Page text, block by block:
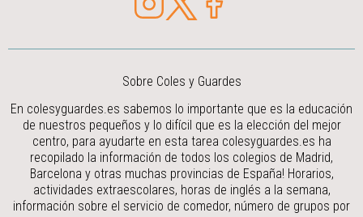
Sobre Coles y Guardes
En colesyguardes.es sabemos lo importante que es la educación
de nuestros pequeños y lo difícil que es la elección del mejor
centro, para ayudarte en esta tarea colesyguardes.es ha
recopilado la información de todos los colegios de Madrid,
Barcelona y otras muchas provincias de España! Horarios,
actividades extraescolares, horas de inglés a la semana,
información sobre el servicio de comedor, número de grupos por